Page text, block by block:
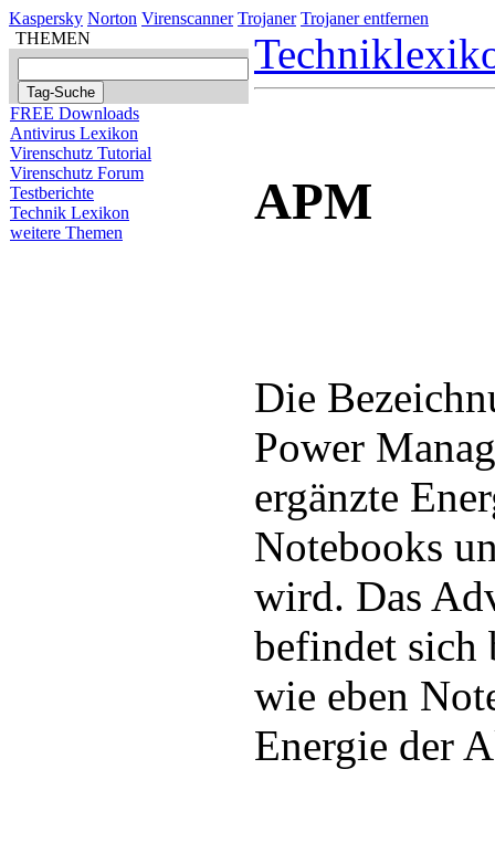
Kaspersky Norton Virenscanner Trojaner Trojaner entfernen
THEMEN
FREE Downloads
Antivirus Lexikon
Virenschutz Tutorial
Virenschutz Forum
Testberichte
Technik Lexikon
weitere Themen
APM
Die
Power
ergänzte
Notebooks
wird. Das
befindet sich
wie eben
Energie der